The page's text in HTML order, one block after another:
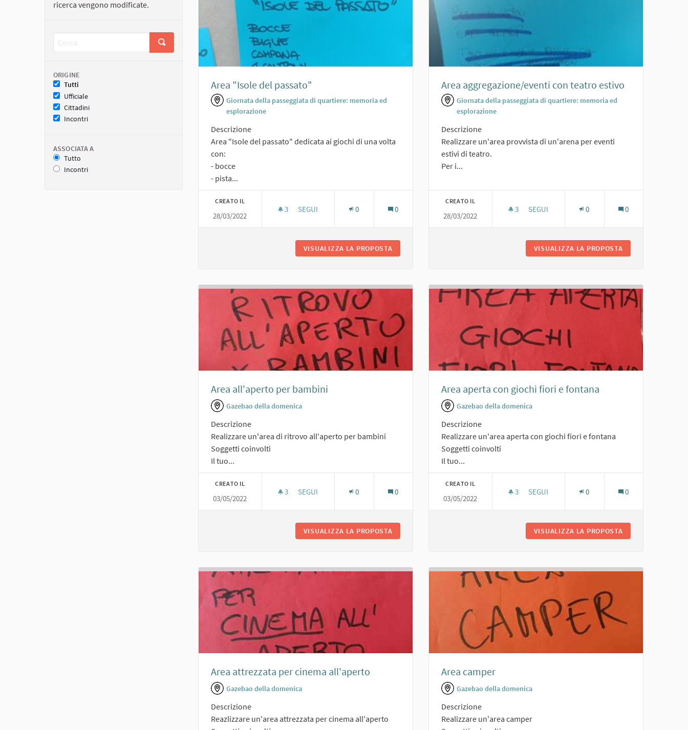
ricerca vengono modificate.
ORIGINE
Tutti
Ufficiale
Cittadini
Incontri
ASSOCIATA A
Tutto
Incontri
Area "Isole del passato"
Giornata della passeggiata di quartiere: memoria ed
esplorazione
Descrizione
Area "Isole del passato" dedicata ai giochi di una volta
con:
- bocce
- pista...
CREATO IL
28/03/2022
3 3 SOSTENITORI
SEGUI 0 0
VISUALIZZA LA PROPOSTA
Area aggregazione/eventi con teatro estivo
Giornata della passeggiata di quartiere: memoria ed
esplorazione
Descrizione
Realizzare un'area provvista di un'arena per eventi
estivi di teatro.
Per i...
CREATO IL
28/03/2022
3 3 SOSTENITORI
SEGUI 0 0
VISUALIZZA LA PROPOSTA
Area all'aperto per bambini
Gazebao della domenica
Descrizione
Realizzare un'area di ritrovo all'aperto per bambini
Soggetti coinvolti
Il tuo...
CREATO IL
03/05/2022
3 3 SOSTENITORI
SEGUI 0 0
VISUALIZZA LA PROPOSTA
Area aperta con giochi fiori e fontana
Gazebao della domenica
Descrizione
Realizzare un'area aperta con giochi fiori e fontana
Soggetti coinvolti
Il tuo...
CREATO IL
03/05/2022
3 3 SOSTENITORI
SEGUI 0 0
VISUALIZZA LA PROPOSTA
Area attrezzata per cinema all'aperto
Gazebao della domenica
Descrizione
Reazlizzare un'area attrezzata per cinema all'aperto
Area camper
Gazebao della domenica
Descrizione
Realizzare un'area camper